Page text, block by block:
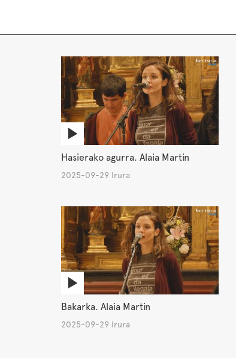
Hasierako agurra. Alaia Martin
2025-09-29 Irura
Bakarka. Alaia Martin
2025-09-29 Irura